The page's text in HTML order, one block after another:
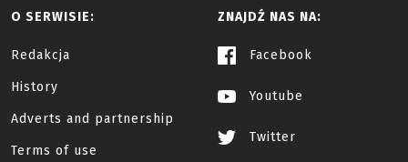
O SERWISIE:
Redakcja
History
Adverts and partnership
Terms of use
ZNAJDŹ NAS NA:
Facebook
Youtube
Twitter